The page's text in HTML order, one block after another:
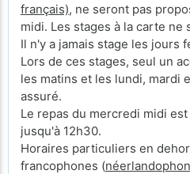
français), ne seront pas
midi. Les stages à la carte ne
Il n'y a jamais stage les jours
Lors de ces stages, seul un
les matins et les lundi, mardi
assuré.
Le repas du mercredi midi
jusqu'à 12h30.
Horaires particuliers en
francophones (